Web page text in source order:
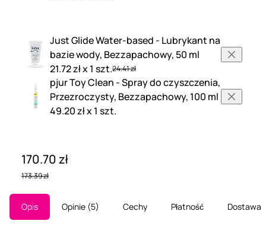
Just Glide Water-based - Lubrykant na
bazie wody, Bezzapachowy, 50 ml
21.72 zł x 1 szt.24.41 zł
pjur Toy Clean - Spray do czyszczenia,
Przezroczysty, Bezzapachowy, 100 ml
49.20 zł x 1 szt.
170.70 zł
173.39 zł
Opis Opinie 5 Cechy Płatność Dostawa